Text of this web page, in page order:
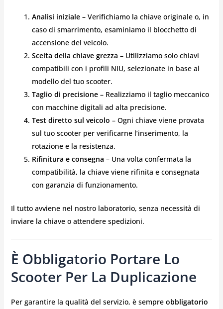
Analisi iniziale– Verifichiamo la chiave originale o, in
caso di smarrimento, esaminiamo il blocchetto di
accensione del veicolo.
Scelta della chiave grezza – Utilizziamo solo chiavi
compatibili con i profili NIU, selezionate in base al
modello del tuo scooter.
Taglio di precisione– Realizziamo il taglio meccanico
con macchine digitali ad alta precisione.
Test diretto sul veicolo – Ogni chiave viene provata
sul tuo scooter per verificarne l’inserimento, la
rotazione e la resistenza.
Rifinitura e consegna – Una volta confermata la
compatibilità, la chiave viene rifinita e consegnata
con garanzia di funzionamento.
Il tutto avviene nel nostro laboratorio, senza necessità di
inviare la chiave o attendere spedizioni.
È Obbligatorio Portare Lo
Scooter Per La Duplicazione
Per garantire la qualità del servizio, è sempre obbligatorio